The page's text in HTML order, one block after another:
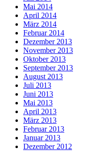
Mai 2014
April 2014
März 2014
Februar 2014
Dezember 2013
November 2013
Oktober 2013
September 2013
August 2013
Juli 2013
Juni 2013
Mai 2013
April 2013
März 2013
Februar 2013
Januar 2013
Dezember 2012